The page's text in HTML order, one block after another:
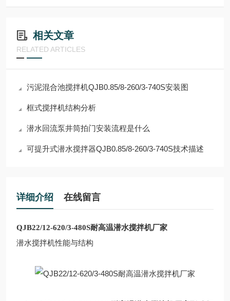
相关文章
RELATED ARTICLES
污泥混合池搅拌机QJB0.85/8-260/3-740S安装图
框式搅拌机结构分析
潜水回流泵井筒拍门安装流程是什么
可提升式潜水搅拌器QJB0.85/8-260/3-740S技术描述
详细介绍 在线留言
QJB22/12-620/3-480S耐高温潜水搅拌机厂家
潜水搅拌机性能与结构